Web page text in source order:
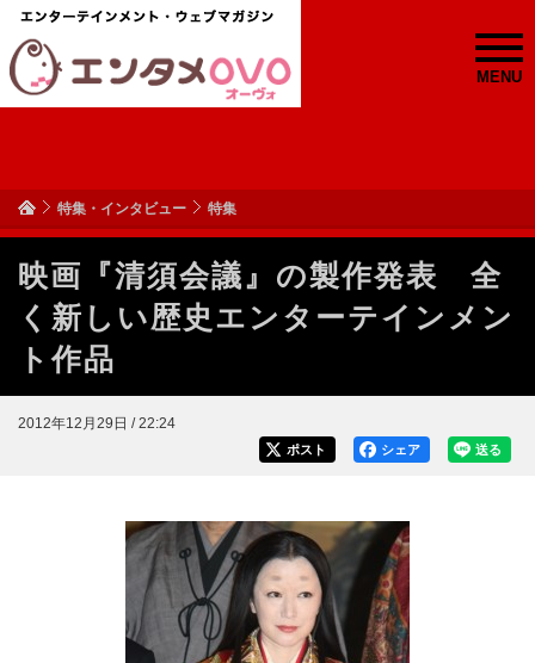
MENU
特集・インタビュー 特集
映画『清須会議』の製作発表 全
く新しい歴史エンターテインメン
ト作品
2012年12月29日 / 22:24
送る
シェア
ポスト